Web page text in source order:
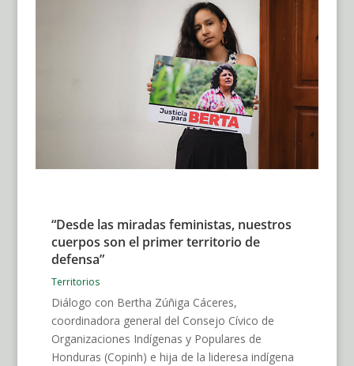
“Desde las miradas feministas, nuestros
cuerpos son el primer territorio de
defensa”
Territorios
Diálogo con Bertha Zúñiga Cáceres,
coordinadora general del Consejo Cívico de
Organizaciones Indígenas y Populares de
Honduras (Copinh) e hija de la lideresa indígena